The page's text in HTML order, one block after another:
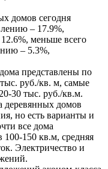
домов сегодня
– 17.9%,
меньше всего
– 5.3%,
представлены по
руб./кв. м, самые
30 тыс. руб./кв.м.
деревянных домов
но есть варианты и
все дома
150 кв.м, средняя
Электричество и